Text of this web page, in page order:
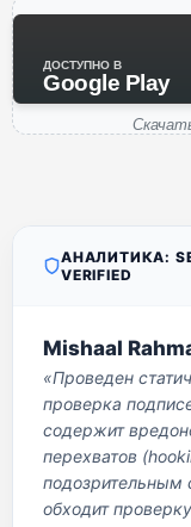
ДОСТУПНО В
Google Play
АНАЛИТИКА:
VERIFIED
Mishaal
«Проведен
проверка
содержит
перехватов
подозрительным
обходит